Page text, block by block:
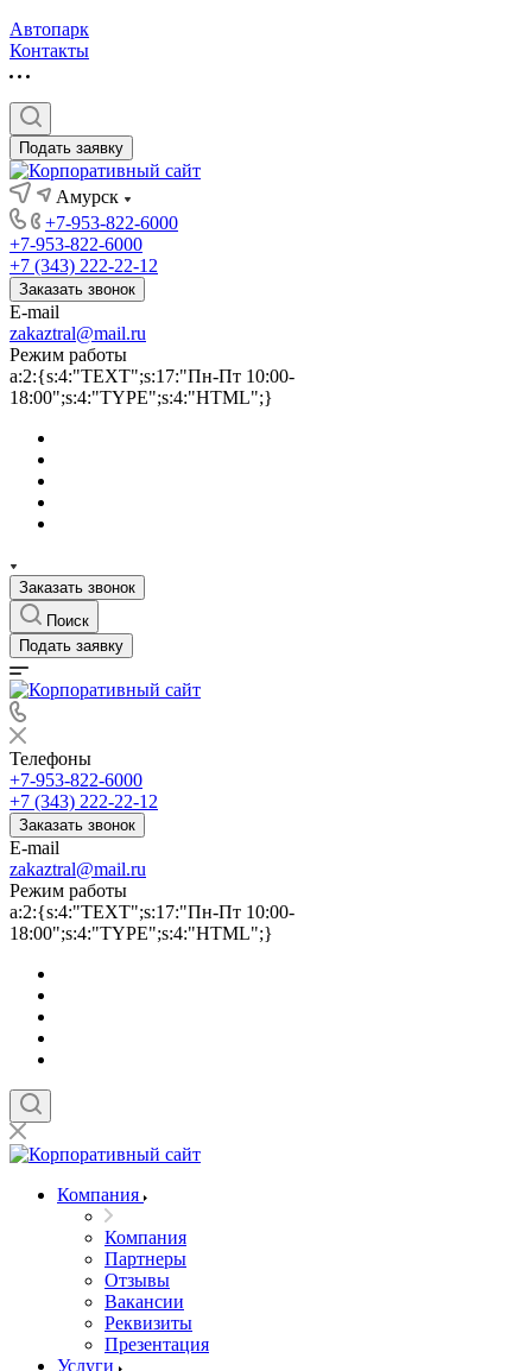
Автопарк
Контакты
Подать заявку
Амурск
+7-953-822-6000
+7-953-822-6000
+7 (343) 222-22-12
Заказать звонок
E-mail
zakaztral@mail.ru
Режим работы
a:2:{s:4:"TEXT";s:17:"Пн-Пт 10:00-
18:00";s:4:"TYPE";s:4:"HTML";}
Заказать звонок
Поиск
Подать заявку
Телефоны
+7-953-822-6000
+7 (343) 222-22-12
Заказать звонок
E-mail
zakaztral@mail.ru
Режим работы
a:2:{s:4:"TEXT";s:17:"Пн-Пт 10:00-
18:00";s:4:"TYPE";s:4:"HTML";}
Компания
Компания
Партнеры
Отзывы
Вакансии
Реквизиты
Презентация
Услуги